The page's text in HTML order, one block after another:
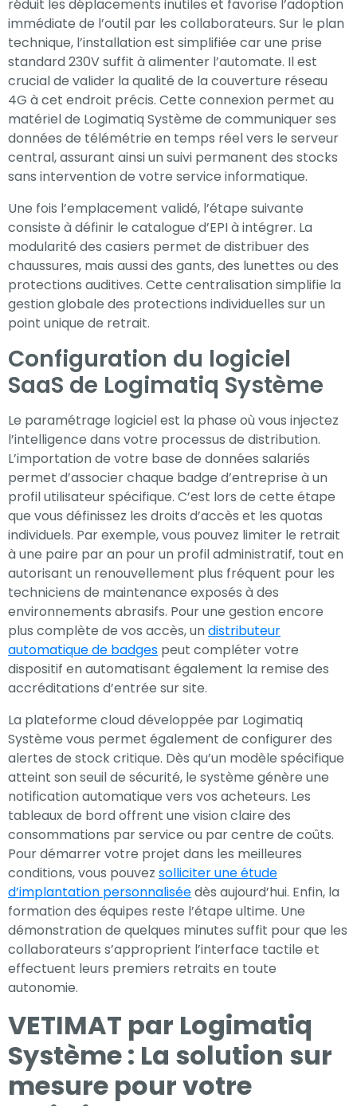
réduit les déplacements inutiles et favorise l’adoption
immédiate de l’outil par les collaborateurs. Sur le plan
technique, l’installation est simplifiée car une prise
standard 230V suffit à alimenter l’automate. Il est
crucial de valider la qualité de la couverture réseau
4G à cet endroit précis. Cette connexion permet au
matériel de Logimatiq Système de communiquer ses
données de télémétrie en temps réel vers le serveur
central, assurant ainsi un suivi permanent des stocks
sans intervention de votre service informatique.
Une fois l’emplacement validé, l’étape suivante
consiste à définir le catalogue d’EPI à intégrer. La
modularité des casiers permet de distribuer des
chaussures, mais aussi des gants, des lunettes ou des
protections auditives. Cette centralisation simplifie la
gestion globale des protections individuelles sur un
point unique de retrait.
Configuration du logiciel
SaaS de Logimatiq Système
Le paramétrage logiciel est la phase où vous injectez
l’intelligence dans votre processus de distribution.
L’importation de votre base de données salariés
permet d’associer chaque badge d’entreprise à un
profil utilisateur spécifique. C’est lors de cette étape
que vous définissez les droits d’accès et les quotas
individuels. Par exemple, vous pouvez limiter le retrait
à une paire par an pour un profil administratif, tout en
autorisant un renouvellement plus fréquent pour les
techniciens de maintenance exposés à des
environnements abrasifs. Pour une gestion encore
plus complète de vos accès, undistributeur
automatique de badges peut compléter votre
dispositif en automatisant également la remise des
accréditations d’entrée sur site.
La plateforme cloud développée par Logimatiq
Système vous permet également de configurer des
alertes de stock critique. Dès qu’un modèle spécifique
atteint son seuil de sécurité, le système génère une
notification automatique vers vos acheteurs. Les
tableaux de bord offrent une vision claire des
consommations par service ou par centre de coûts.
Pour démarrer votre projet dans les meilleures
conditions, vous pouvez solliciter une étude
d’implantation personnaliséedès aujourd’hui. Enfin, la
formation des équipes reste l’étape ultime. Une
démonstration de quelques minutes suffit pour que les
collaborateurs s’approprient l’interface tactile et
effectuent leurs premiers retraits en toute
autonomie.
VETIMAT par Logimatiq
Système : La solution sur
mesure pour votre